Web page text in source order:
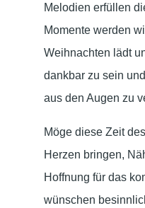
Melodien erfüllen
Momente werden
Weihnachten lädt
dankbar zu sein
aus den Augen zu
Möge diese Zeit
Herzen bringen,
Hoffnung für das
wünschen